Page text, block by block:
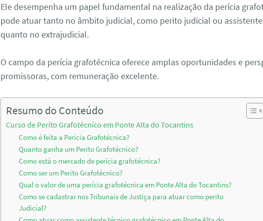
Ele desempenha um papel fundamental na realização da perícia
pode atuar tanto no âmbito judicial, como perito judicial ou
quanto no extrajudicial.
O campo da perícia grafotécnica oferece amplas oportunidades e
promissoras, com remuneração excelente.
Resumo do Conteúdo
Curso de Perito Grafotécnico em Ponte Alta do Tocantins
Como é feita a Perícia Grafotécnica?
Quanto ganha um Perito Grafotécnico?
Como está o mercado de perícia grafotécnica?
Como ser um Perito Grafotécnico?
Qual o valor de uma perícia grafotécnica em Ponte Alta do Tocantins?
Como se cadastrar nos Tribunais de Justiça para atuar como perito
Judicial?